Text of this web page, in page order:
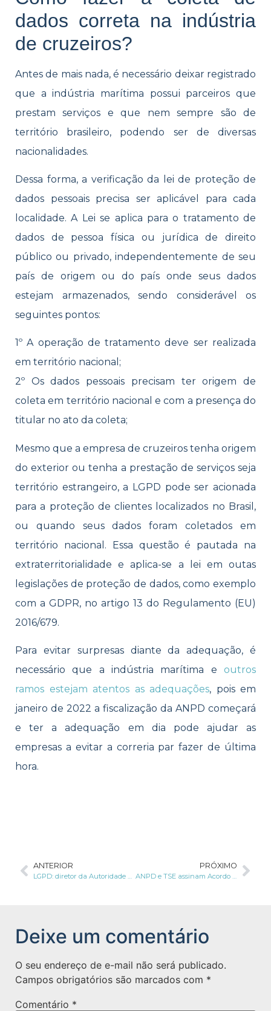
dados correta na indústria
de cruzeiros?
Antes de mais nada, é necessário deixar registrado
que a indústria marítima possui parceiros que
prestam serviços e que nem sempre são de
território brasileiro, podendo ser de diversas
nacionalidades.
Dessa forma, a verificação da lei de proteção de
dados pessoais precisa ser aplicável para cada
localidade. A Lei se aplica para o tratamento de
dados de pessoa física ou jurídica de direito
público ou privado, independentemente de seu
país de origem ou do país onde seus dados
estejam armazenados, sendo considerável os
seguintes pontos:
1º A operação de tratamento deve ser realizada
em território nacional;
2º Os dados pessoais precisam ter origem de
coleta em território nacional e com a presença do
titular no ato da coleta;
Mesmo que a empresa de cruzeiros tenha origem
do exterior ou tenha a prestação de serviços seja
território estrangeiro, a LGPD pode ser acionada
para a proteção de clientes localizados no Brasil,
ou quando seus dados foram coletados em
território nacional. Essa questão é pautada na
extraterritorialidade e aplica-se a lei em outas
legislações de proteção de dados, como exemplo
com a GDPR, no artigo 13 do Regulamento (EU)
2016/679.
Para evitar surpresas diante da adequação, é
necessário que a indústria marítima e outros
ramos estejam atentos as adequações, pois em
janeiro de 2022 a fiscalização da ANPD começará
e ter a adequação em dia pode ajudar as
empresas a evitar a correria par fazer de última
hora.
ANTERIOR
LGPD: diretor da Autoridade Nacional apoia ajustes que contemplem a Indústria Farmacêutica
PRÓXIMO
ANPD e TSE assinam Acordo de Cooperação Técnica
Deixe um comentário
O seu endereço de e-mail não será publicado.
Campos obrigatórios são marcados com *
Comentário *